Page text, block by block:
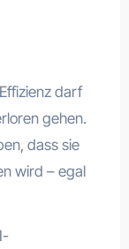
darf
gehen.
dass sie
wird – egal